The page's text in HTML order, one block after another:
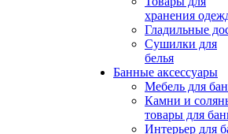
хранения
Гладильные
Сушилки для
белья
Банные аксессуары
Мебель для
Камни и
товары для
Интерьер для